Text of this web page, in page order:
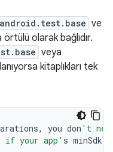
android.test.base ve
örtülü olarak bağlıdır.
veya
kitaplıkları tek
, you don 't
if your app'
s